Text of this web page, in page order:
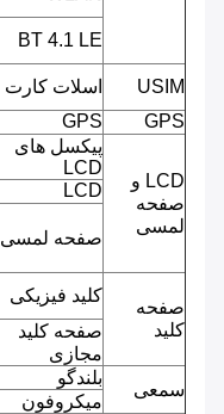
BT 4.1 LE
USIM
اسلات کارت
GPS
GPS
LCD و
صفحه
لمسی
پیکسل های
LCD
LCD
صفحه لمسی
صفحه
کلید
کلید فیزیکی
صفحه کلید
مجازی
سمعی
بلندگو
میکروفون